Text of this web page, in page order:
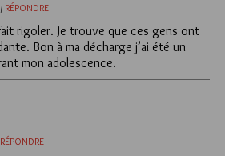
RÉPONDRE
rigoler. Je trouve que ces gens ont
Bon à ma décharge j’ai été un
mon adolescence.
RÉPONDRE